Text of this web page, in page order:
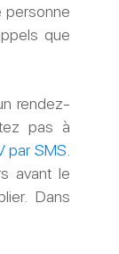
personne
que
rendez-
pas à
par SMS
avant le
Dans